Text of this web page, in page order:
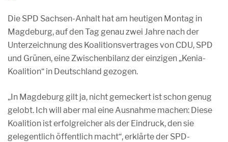
Die SPD Sachsen-Anhalt hat am heutigen Montag in
Magdeburg, auf den Tag genau zwei Jahre nach der
Unterzeichnung des Koalitionsvertrages von CDU, SPD
und Grünen, eine Zwischenbilanz der einzigen „Kenia-
Koalition“ in Deutschland gezogen.
„In Magdeburg gilt ja, nicht gemeckert ist schon genug
gelobt. Ich will aber mal eine Ausnahme machen: Diese
Koalition ist erfolgreicher als der Eindruck, den sie
gelegentlich öffentlich macht“, erklärte der SPD-